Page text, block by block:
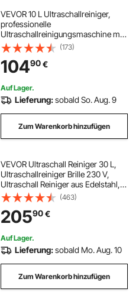
VEVOR 10 L Ultraschallreiniger,
professionelle
Ultraschallreinigungsmaschine mit
Reinigungskorb & Digitalanzeige,
180 W Edelstahl 40 kHz Industrielle
Reinigungsmaschine für Teile
Vergaser Instrumente
(173)
10490€
Auf Lager.
Lieferung:sobald So. Aug. 9
Zum Warenkorb hinzufügen
VEVOR Ultraschall Reiniger 30 L,
Ultraschallreiniger Brille 230 V,
Ultraschall Reiniger aus Edelstahl,
Ultraschallgerät mit 2 Einstellbarer
Reinigungsleistung 300 W, 600 W,
für Zahnheilkunde, Geschirr
(463)
20590€
Auf Lager.
Lieferung:sobald Mo. Aug. 10
Zum Warenkorb hinzufügen